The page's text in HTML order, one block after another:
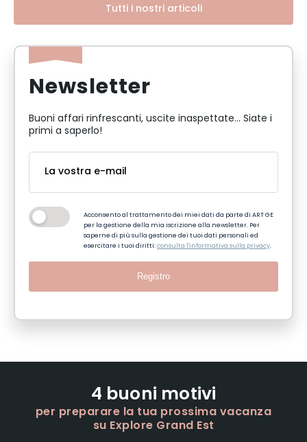
Tutti i nostri articoli
Newsletter
Buoni affari rinfrescanti, uscite inaspettate... Siate i
primi a saperlo!
Acconsento al trattamento dei miei dati da parte di ART GE
per la gestione della mia iscrizione alla newsletter. Per
saperne di più sulla gestione dei tuoi dati personali ed
esercitare i tuoi diritti:consulta l'informativa sulla privacy.
Registro
4 buoni motivi
per preparare la tua prossima vacanza
su Explore Grand Est